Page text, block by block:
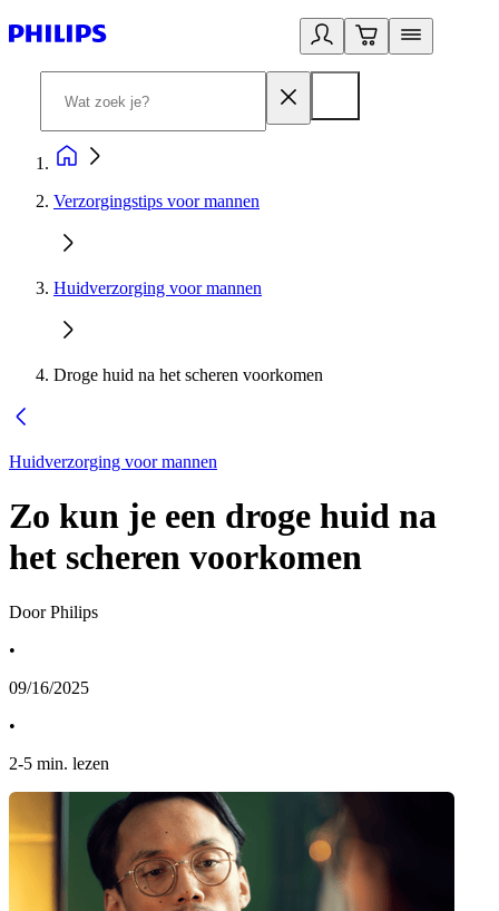
Verzorgingstips voor mannen
Huidverzorging voor mannen
Droge huid na het scheren voorkomen
Huidverzorging voor mannen
Zo kun je een droge huid na
het scheren voorkomen
Door Philips
•
09/16/2025
•
2-5 min. lezen